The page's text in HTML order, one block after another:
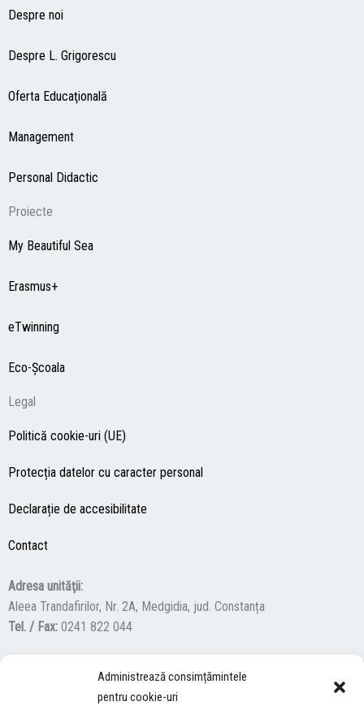
Administrează consimțămintele
pentru cookie-uri
Despre noi
Despre L. Grigorescu
Oferta Educaţională
Management
Personal Didactic
Proiecte
My Beautiful Sea
Erasmus+
eTwinning
Eco-Şcoala
Legal
Politică cookie-uri (UE)
Protecția datelor cu caracter personal
Declarație de accesibilitate
Contact
Adresa unităţii:
Aleea Trandafirilor, Nr. 2A, Medgidia, jud. Constanța
Tel. / Fax: 0241 822 044
F
a
Y
I